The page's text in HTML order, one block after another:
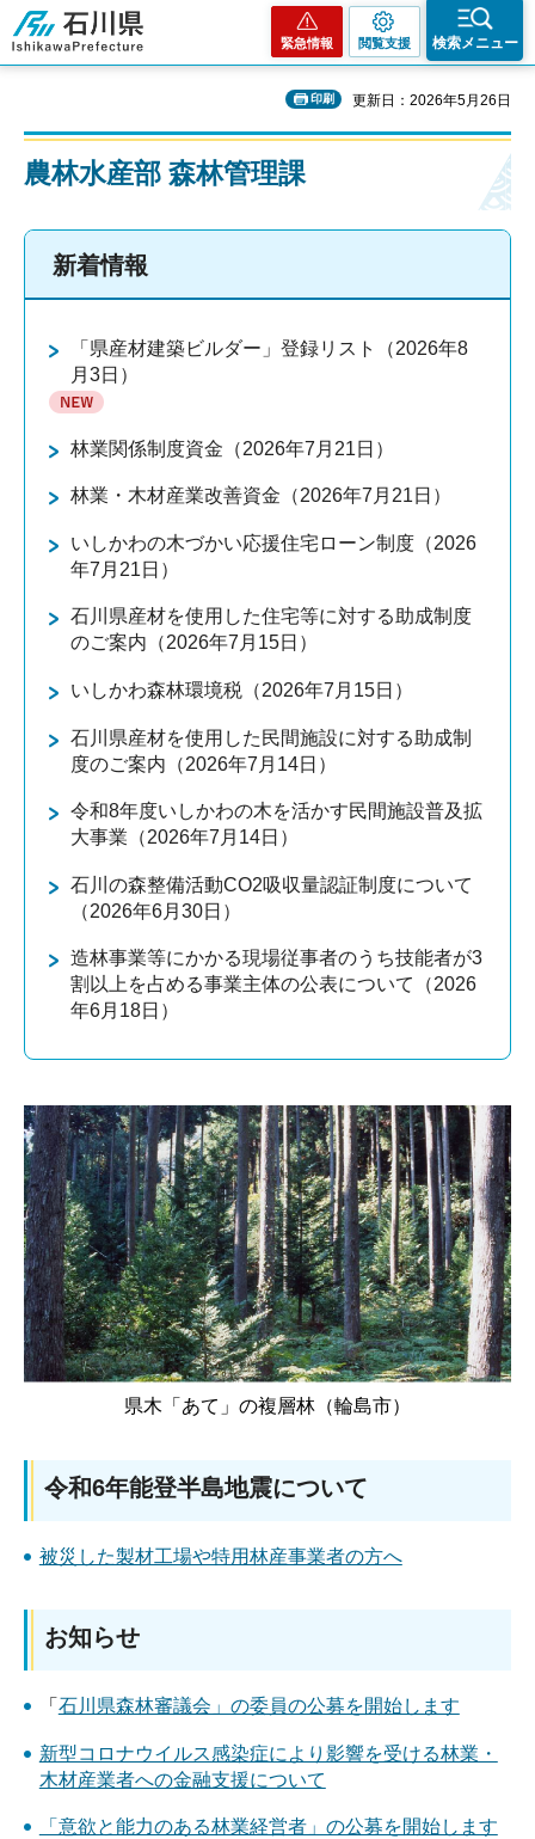
石川県
緊急情報 閲覧支援 検索メニュー
印刷 更新日：2026年5月26日
農林水産部 森林管理課
新着情報
「県産材建築ビルダー」登録リスト（2026年8
月3日）
林業関係制度資金（2026年7月21日）
林業・木材産業改善資金（2026年7月21日）
いしかわの木づかい応援住宅ローン制度（2026
年7月21日）
石川県産材を使用した住宅等に対する助成制度
のご案内（2026年7月15日）
いしかわ森林環境税（2026年7月15日）
石川県産材を使用した民間施設に対する助成制
度のご案内（2026年7月14日）
令和8年度いしかわの木を活かす民間施設普及拡
大事業（2026年7月14日）
石川の森整備活動CO2吸収量認証制度について
（2026年6月30日）
造林事業等にかかる現場従事者のうち技能者が3
割以上を占める事業主体の公表について（2026
年6月18日）
県木「あて」の複層林（輪島市）
令和6年能登半島地震について
被災した製材工場や特用林産事業者の方へ
お知らせ
「 石川県森林審議会」の委員の公募を開始します
新型コロナウイルス感染症により影響を受ける林業・
木材産業者への金融支援について
「意欲と能力のある林業経営者」の公募を開始します